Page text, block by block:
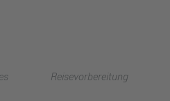
Reisevorbereitung